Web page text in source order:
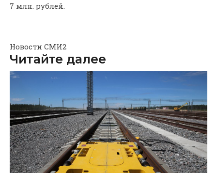
7 млн. рублей.
Новости СМИ2
Читайте далее